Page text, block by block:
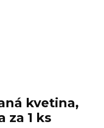
kvetina,
za 1 ks